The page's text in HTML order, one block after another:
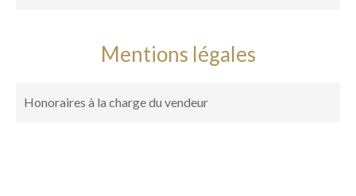
Mentions légales
Honoraires à la charge du vendeur